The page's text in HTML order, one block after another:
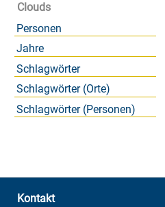
Clouds
Personen
Jahre
Schlagwörter
Schlagwörter (Orte)
Schlagwörter (Personen)
Kontakt